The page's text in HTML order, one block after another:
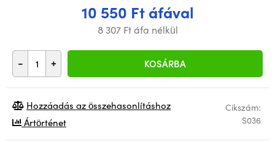
10 550 Ft áfával
8 307 Ft áfa nélkül
- + KOSÁRBA
Cikszám:
S036
Hozzáadás az összehasonlításhoz
Ártörténet